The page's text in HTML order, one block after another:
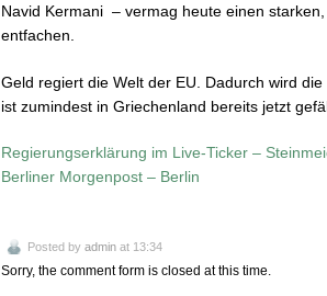
Navid Kermani – vermag heute einen
entfachen.
Geld regiert die Welt der EU. Dadurch wird
ist zumindest in Griechenland bereits jetzt
Regierungserklärung im Live-Ticker –
Berliner Morgenpost – Berlin
Posted by admin at 13:34
Sorry, the comment form is closed at this time.